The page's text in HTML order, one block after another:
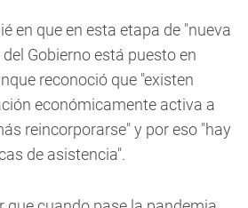
en que en esta etapa de "nueva
Gobierno está puesto en
reconoció que "existen
económicamente activa a
reincorporarse" y por eso "hay
de asistencia".